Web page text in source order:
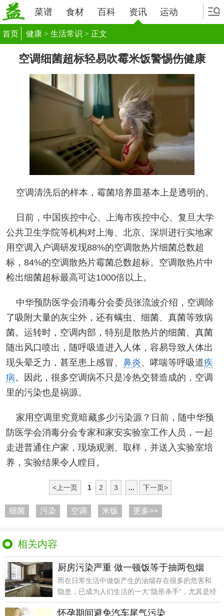
菜谱 食材 百科 资讯 运动
首页 健康 > 生活常识 > 正文
空调细菌超标轻易吹霉米饭警惕伤健康
空调清洗后的样本，霉菌培养皿基本上是透明的。
日前，中国疾控中心、上海市疾控中心、复旦大学
公共卫生学院等机构对上海、北京、深圳进行实地家
用空调入户调研发现88%的空调散热片细菌总数超
标，84%的空调散热片霉菌总数超标。空调散热片中
检出细菌超标最高可达1000倍以上。
中华预防医学会消毒分会委员张流波介绍，空调除
了吸附大量的灰尘外，还有螨虫、细菌、真菌等致病
菌。运转时，空调内部，特别是散热片的细菌、真菌
随出风口喷出，随呼吸道进入人体，容易导致人体出
现头晕乏力，甚至患上感冒、 鼻炎 、哮喘等呼吸道疾
病。因此，很多空调病不只是冷热交替造成的，空调
里的污染也是祸源。
家用空调里究竟暗藏多少污染源？日前，随中华预
防医学会消毒分会专家和家安实验室工作人员，一起
走进普通住户家，现场观测、取样，并送入实验室培
养，实验结果令人瞠目。
<上一页 1 2 3 ... 下一页>
细菌 污染 空调 米饭 更多>>
相关内容
厨房污染严重 做一顿饭等于抽两包烟
而在日常生活中做饭产生的油烟存在很多的危害和
隐患，已成为人们生活的一大“隐形杀手”，尤其是经
常做饭的
怀孕期间避免汽车尾气污染